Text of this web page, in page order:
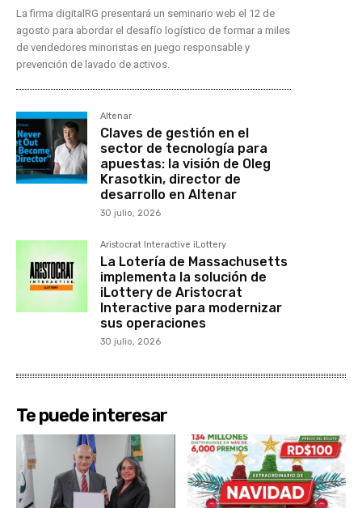
La firma digitalRG presentará un seminario web el 12 de
agosto para abordar el desafío logístico de formar a miles
de vendedores minoristas en juego responsable y
prevención de lavado de activos.
Altenar
Claves de gestión en el
sector de tecnología para
apuestas: la visión de Oleg
Krasotkin, director de
desarrollo en Altenar
30 julio, 2026
Aristocrat Interactive iLottery
La Lotería de Massachusetts
implementa la solución de
iLottery de Aristocrat
Interactive para modernizar
sus operaciones
30 julio, 2026
Te puede interesar